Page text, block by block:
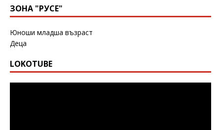
ЗОНА "РУСЕ"
Юноши младша възраст
Деца
LOKOTUBE